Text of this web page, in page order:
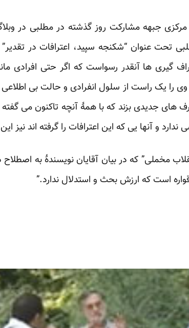
جبهه مشارکت روز گذشته در مطلبی در
تحت عنوان “شکنجه سپید، اعترافات در تقدیر
گیری ها آنقدر رسواست که اگر حتی افرادی
را یک راست از سلول انفرادی و حالت بی اطلاعی
های جدیدی بزند که با همۀ آنچه تاکنون می
و آنها یی که این اعترافات را گرفته اند نیز
مخملی” که در بیان آقایان نویسندۀ به اصطلاح
است که ارزش بحث و استدلال ندارد.”